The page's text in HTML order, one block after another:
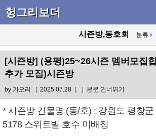
헝그리보더
시즌방,동호회 분류
[시즌방] (용평)25~26시즌 멤버모집
추가 모집)시즌방
by 가오리 | 2025.07.28 | | 본문 건너뛰기
* 시즌방 건물명 (동/호) : 강원도 평창
5178스위트빌 호수 미배정